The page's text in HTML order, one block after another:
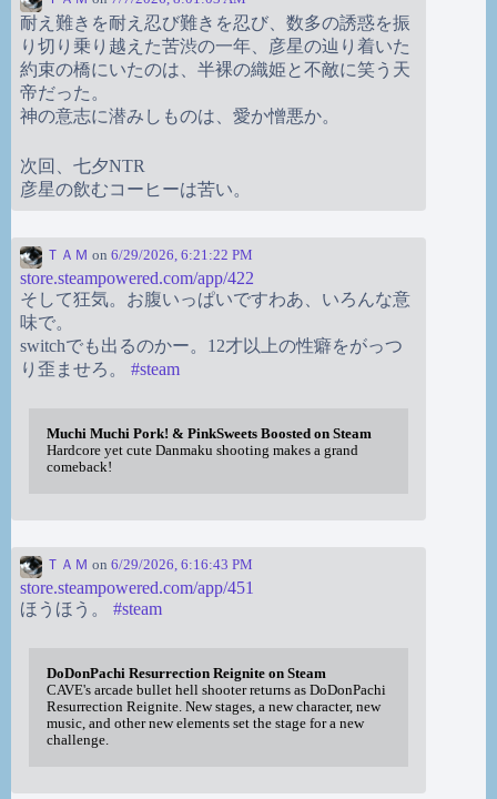
耐え難きを耐え忍び難きを忍び、数多の誘惑を振
り切り乗り越えた苦渋の一年、彦星の辿り着いた
約束の橋にいたのは、半裸の織姫と不敵に笑う天
帝だった。
神の意志に潜みしものは、愛か憎悪か。
次回、七夕NTR
彦星の飲むコーヒーは苦い。
ＴＡＭ on 6/29/2026, 6:21:22 PM
store.steampowered.com/app/422
そして狂気。お腹いっぱいですわあ、いろんな意
味で。
switchでも出るのかー。12才以上の性癖をがっつ
り歪ませろ。 #steam
Muchi Muchi Pork! & PinkSweets Boosted on Steam
Hardcore yet cute Danmaku shooting makes a grand
comeback!
ＴＡＭ on 6/29/2026, 6:16:43 PM
store.steampowered.com/app/451
ほうほう。 #steam
DoDonPachi Resurrection Reignite on Steam
CAVE's arcade bullet hell shooter returns as DoDonPachi
Resurrection Reignite. New stages, a new character, new
music, and other new elements set the stage for a new
challenge.